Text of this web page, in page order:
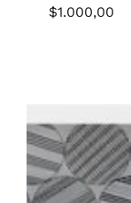
$1.000,00